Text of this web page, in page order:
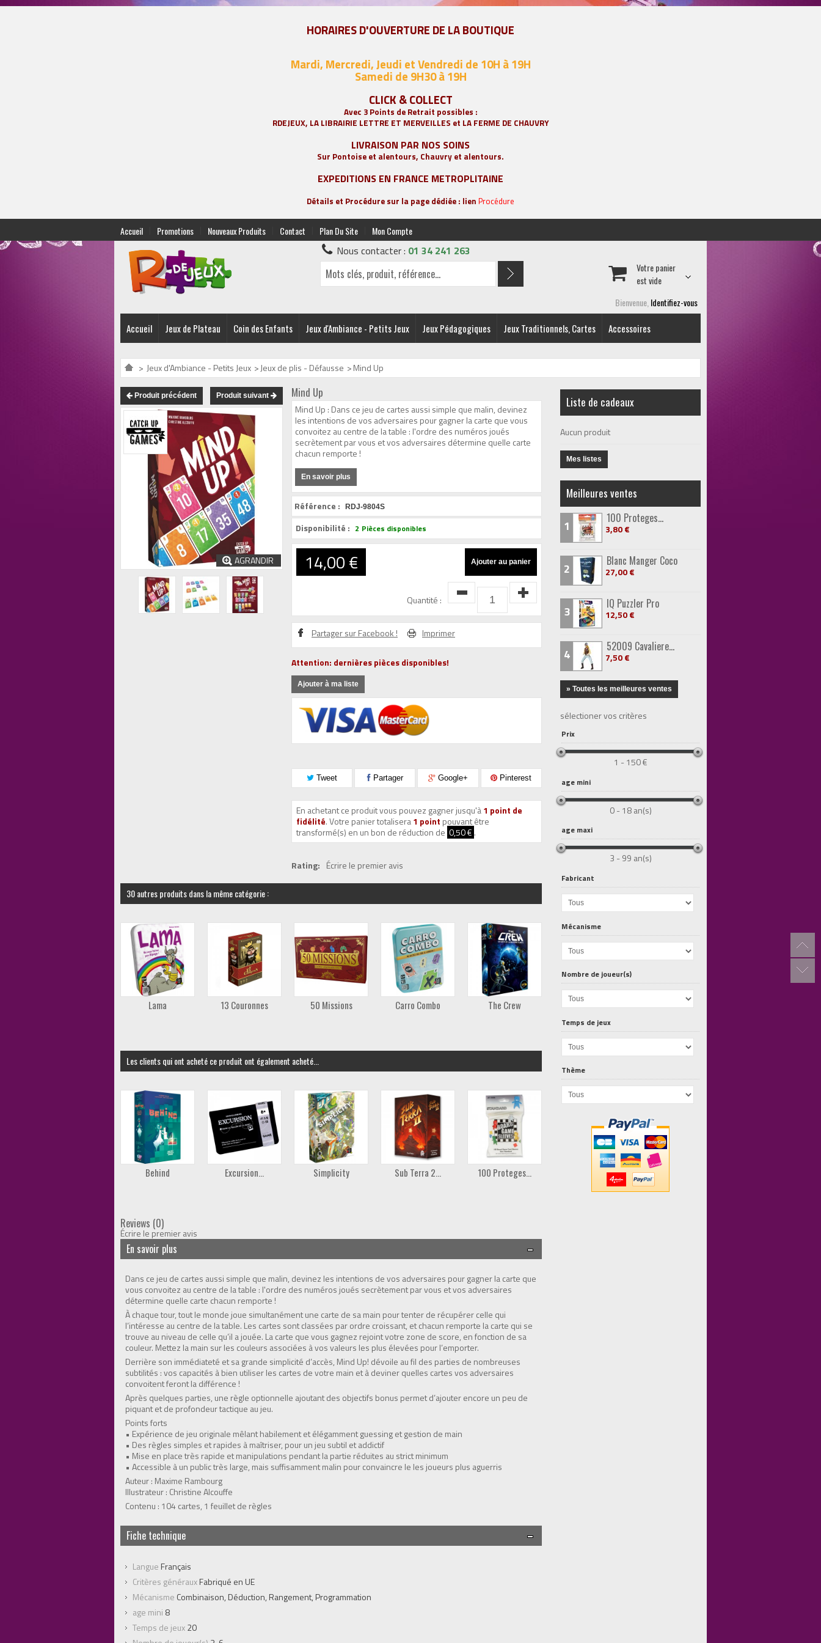
HORAIRES D'OUVERTURE DE LA BOUTIQUE
Mardi, Mercredi, Jeudi et Vendredi de 10H à 19H
Samedi de 9H30 à 19H
CLICK & COLLECT
Avec 3 Points de Retrait possibles :
RDEJEUX, LA LIBRAIRIE LETTRE ET MERVEILLES et LA FERME DE CHAUVRY
LIVRAISON PAR NOS SOINS
Sur Pontoise et alentours, Chauvry et alentours.
EXPEDITIONS EN FRANCE METROPLITAINE
Détails et Procédure sur la page dédiée : lien Procédure
Accueil Promotions Nouveaux Produits Contact Plan Du Site Mon Compte
Nous contacter : 01 34 241 263
Bienvenue, Identifiez-vous
Votre panier
est vide
Accueil Jeux de Plateau Coin des Enfants Jeux d'Ambiance - Petits Jeux Jeux Pédagogiques Jeux Traditionnels, Cartes Accessoires
> Jeux d'Ambiance - Petits Jeux >Jeux de plis - Défausse >Mind Up
Produit précédent Produit suivant
AGRANDIR
Mind Up
Mind Up : Dans ce jeu de cartes aussi simple que malin, devinez
les intentions de vos adversaires pour gagner la carte que vous
convoitez au centre de la table : l'ordre des numéros joués
secrètement par vous et vos adversaires détermine quelle carte
chacun remporte !
En savoir plus
Référence : RDJ-9804S
Disponibilité : 2 Pièces disponibles
14,00 €
Quantité :
Partager sur Facebook ! Imprimer
Attention: dernières pièces disponibles!
Ajouter à ma liste
Tweet Partager Google+ Pinterest
En achetant ce produit vous pouvez gagner jusqu'à1 point de
fidélité. Votre panier totalisera1 point pouvant être
transformé(s) en un bon de réduction de 0,50 € .
Rating: Écrire le premier avis
30 autres produits dans la même catégorie :
Lama 13 Couronnes 50 Missions Carro Combo The Crew Crime Hotel Non Merci !
Les clients qui ont acheté ce produit ont également acheté...
Behind Excursion... Simplicity Sub Terra 2... 100 Proteges... Maudit Mot Dit
Reviews (0)
Écrire le premier avis
En savoir plus
Dans ce jeu de cartes aussi simple que malin, devinez les intentions de vos adversaires pour gagner la carte que
vous convoitez au centre de la table : l'ordre des numéros joués secrètement par vous et vos adversaires
détermine quelle carte chacun remporte !
À chaque tour, tout le monde joue simultanément une carte de sa main pour tenter de récupérer celle qui
l’intéresse au centre de la table. Les cartes sont classées par ordre croissant, et chacun remporte la carte qui se
trouve au niveau de celle qu’il a jouée. La carte que vous gagnez rejoint votre zone de score, en fonction de sa
couleur. Mettez la main sur les couleurs associées à vos valeurs les plus élevées pour l’emporter.
Derrière son immédiateté et sa grande simplicité d’accès, Mind Up! dévoile au fil des parties de nombreuses
subtilités : vos capacités à bien utiliser les cartes de votre main et à deviner quelles cartes vos adversaires
convoitent feront la différence !
Après quelques parties, une règle optionnelle ajoutant des objectifs bonus permet d’ajouter encore un peu de
piquant et de profondeur tactique au jeu.
Points forts
• Expérience de jeu originale mêlant habilement et élégamment guessing et gestion de main
• Des règles simples et rapides à maîtriser, pour un jeu subtil et addictif
• Mise en place très rapide et manipulations pendant la partie réduites au strict minimum
• Accessible à un public très large, mais suffisamment malin pour convaincre le les joueurs plus aguerris
Auteur : Maxime Rambourg
Illustrateur : Christine Alcouffe
Contenu : 104 cartes, 1 feuillet de règles
Fiche technique
Langue Français
Critères générauxFabriqué en UE
Mécanisme Combinaison, Déduction, Rangement, Programmation
age mini 8
Temps de jeux20
Liste de cadeaux
Aucun produit
Mes listes
Meilleures ventes
1 100 Proteges...
3,80 €
2 Blanc Manger Coco
27,00 €
3 IQ Puzzler Pro
12,50 €
4 52009 Cavaliere...
7,50 €
» Toutes les meilleures ventes
sélectioner vos critères
Prix
1 - 150 €
age mini
0 - 18 an(s)
age maxi
3 - 99 an(s)
Fabricant
Mécanisme
Nombre de joueur(s)
Temps de jeux
Thème